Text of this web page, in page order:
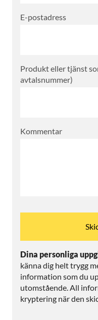
E-postadress
Produkt eller tjänst
avtalsnummer)
Kommentar
Dina personliga
känna dig helt trygg
information som du
utomstående. All
kryptering när den